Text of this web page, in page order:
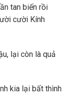
tan biến rồi
cười Kính
lại còn là quả
kia lại bất thình